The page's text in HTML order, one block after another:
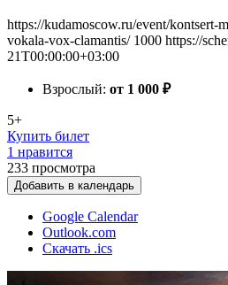
https://kudamoscow.ru/event/kontsert-
vokala-vox-clamantis/ 1000 https://
21T00:00:00+03:00
Взрослый: от 1 000 ₽
5+
Купить билет
1 нравится
233 просмотра
Добавить в календарь
Google Calendar
Outlook.com
Скачать .ics